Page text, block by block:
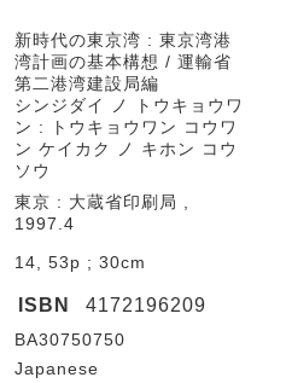
新時代の東京湾 : 東京湾港
湾計画の基本構想 / 運輸省
第二港湾建設局編
シンジダイ ノ トウキョウワ
ン : トウキョウワン コウワ
ン ケイカク ノ キホン コウ
ソウ
東京 : 大蔵省印刷局 ,
1997.4
14, 53p ; 30cm
ISBN 4172196209
BA30750750
Japanese